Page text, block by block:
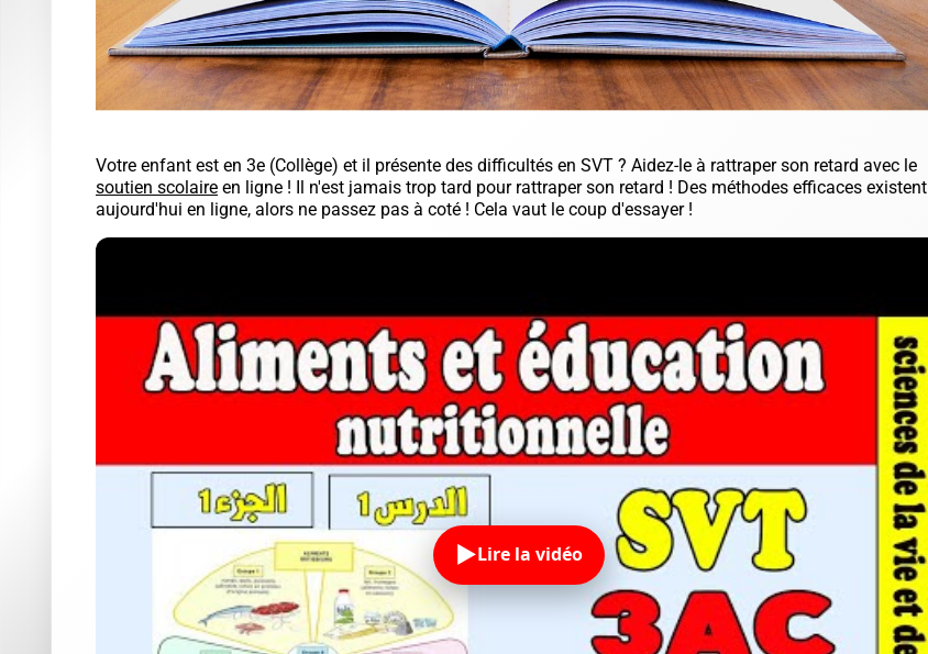
Votre enfant est en 3e (Collège) et il présente des difficultés en SVT ? Aidez-le à rattraper son retard avec le
soutien scolaire en ligne ! Il n'est jamais trop tard pour rattraper son retard ! Des méthodes efficaces existent
aujourd'hui en ligne, alors ne passez pas à coté ! Cela vaut le coup d'essayer !
Lire la vidéo